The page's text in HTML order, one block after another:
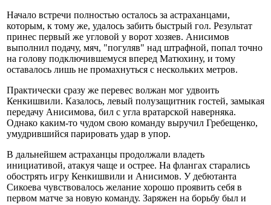
Начало встречи полностью осталось за астраханцами,
которым, к тому же, удалось забить быстрый гол. Результат
принес первый же угловой у ворот хозяев. Анисимов
выполнил подачу, мяч, "погуляв" над штрафной, попал точно
на голову подключившемуся вперед Матюхину, и тому
оставалось лишь не промахнуться с нескольких метров.
Практически сразу же перевес волжан мог удвоить
Кенкишвили. Казалось, левый полузащитник гостей, замыкая
передачу Анисимова, бил с угла вратарской наверняка.
Однако каким-то чудом свою команду выручил Гребещенко,
умудрившийся парировать удар в упор.
В дальнейшем астраханцы продолжали владеть
инициативой, атакуя чаще и острее. На флангах старались
обострять игру Кенкишвили и Анисимов. У дебютанта
Сикоева чувствовалось желание хорошо проявить себя в
первом матче за новую команду. Заряжен на борьбу был и